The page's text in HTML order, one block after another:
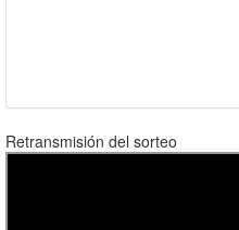
Retransmisión del sorteo